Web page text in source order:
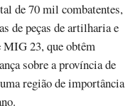
de 70 mil combatentes,
de peças de artilharia e
MIG 23, que obtêm
sobre a província de
região de importância